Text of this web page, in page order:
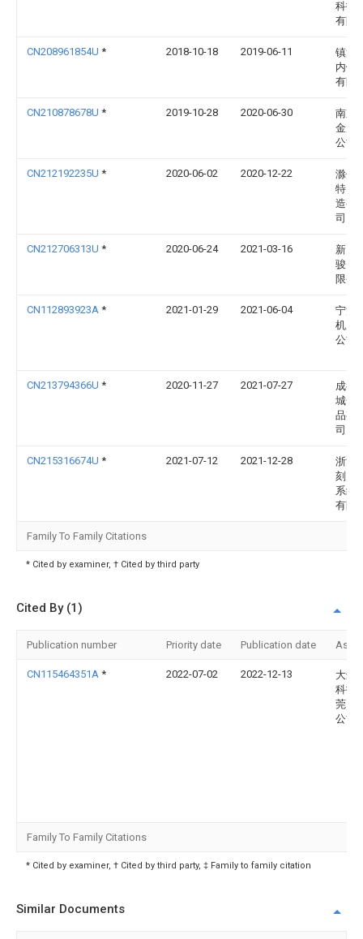
科技
有限
CN208961854U * 2018-10-18 2019-06-11
镇江
内饰
有限
CN210878678U * 2019-10-28 2020-06-30
南京
金属
公司
CN212192235U * 2020-06-02 2020-12-22
滁州
特电
造有
司
CN212706313U * 2020-06-24 2021-03-16
新乡
骏电
限公
CN112893923A * 2021-01-29 2021-06-04
宁波
机床
公司
CN213794366U * 2020-11-27 2021-07-27
成都
城金
品有
司
CN215316674U * 2021-07-12 2021-12-28
浙江
刻度
系统
有限
Family To Family Citations
* Cited by examiner, † Cited by third party
Cited By (1)
Publication number Priority date Publication date
CN115464351A * 2022-07-02 2022-12-13
大鲸
科技(
莞)有
公司
Family To Family Citations
* Cited by examiner, † Cited by third party, ‡ Family to family citation
Similar Documents